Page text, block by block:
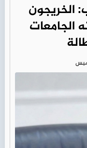
الخريجون
الجامعات